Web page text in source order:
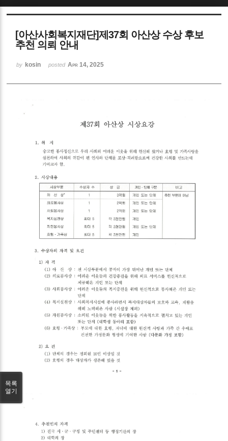
[아산사회복지재단]제37회 아산상 수상 후보
추천 의뢰 안내
by kosin posted Apr 14, 2025
목록
열기
Sketchbook5, 스케치북5
Sketchbook5, 스케치북5